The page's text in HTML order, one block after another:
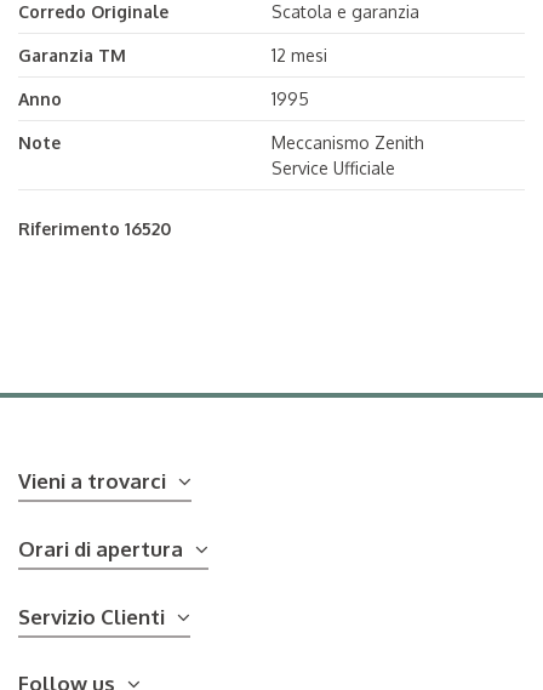
Corredo Originale Scatola e garanzia
Garanzia TM 12 mesi
Anno 1995
Note
Meccanismo Zenith
Service Ufficiale
Riferimento 16520
Vieni a trovarci
Orari di apertura
Servizio Clienti
Follow us